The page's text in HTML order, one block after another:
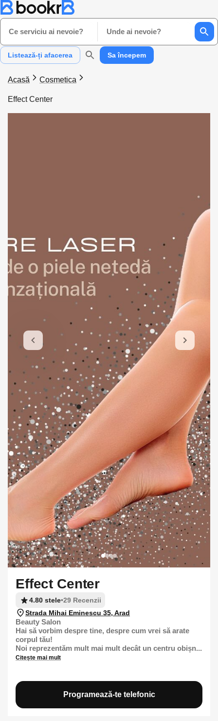
Ce serviciu ai nevoie? Unde ai nevoie?
Listează-ți afacerea Sa începem
Acasă Cosmetica
Effect Center
Effect Center
4.80 stele•29 Recenzii
Strada Mihai Eminescu 35, Arad
Beauty Salon
Hai să vorbim despre tine, despre cum vrei să arate
corpul tău!
Noi reprezentăm mult mai mult decât un centru obișn...
Citește mai mult
Programează-te telefonic